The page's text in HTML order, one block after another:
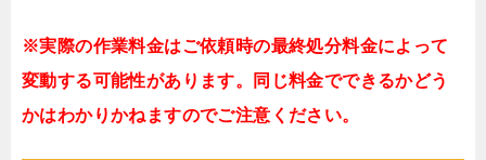
※実際の作業料金はご依頼時の最終処分料金によって
変動する可能性があります。同じ料金でできるかどう
かはわかりかねますのでご注意ください。